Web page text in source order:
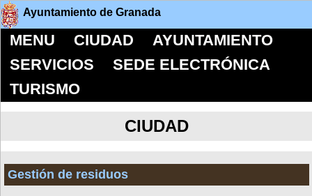
Ayuntamiento de Granada
MENU CIUDAD
AYUNTAMIENTO
SERVICIOS
SEDE ELECTRÓNICA
TURISMO
CIUDAD
Gestión de residuos